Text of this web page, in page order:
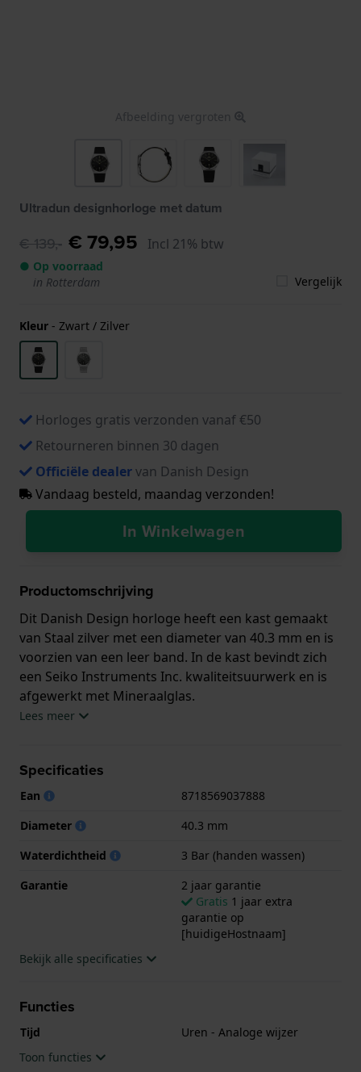
Afbeelding vergroten
Ultradun designhorloge met datum
€ 139,- € 79,95 Incl 21% btw
● Op voorraad
in Rotterdam
Vergelijk
Kleur - Zwart / Zilver
Horloges gratis verzonden vanaf €50
Retourneren binnen 30 dagen
Officiële dealervan Danish Design
Vandaag besteld, maandag verzonden!
In Winkelwagen
Productomschrijving
Dit Danish Design horloge heeft een kast gemaakt
van Staal zilver met een diameter van 40.3 mm en is
voorzien van een leer band. In de kast bevindt zich
een Seiko Instruments Inc. kwaliteitsuurwerk en is
afgewerkt met Mineraalglas.
geleverd met 2 jaar garantie.
Lees meer
Specificaties
Ean
8718569037888
Diameter
40.3 mm
Waterdichtheid
3 Bar (handen wassen)
Garantie
2 jaar garantie
Gratis 1 jaar extra
garantie op
[huidigeHostnaam]
Bekijk alle specificaties
Functies
Tijd
Uren - Analoge wijzer
Toon functies